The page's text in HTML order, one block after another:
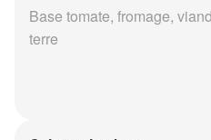
Base tomate, fromage,
terre